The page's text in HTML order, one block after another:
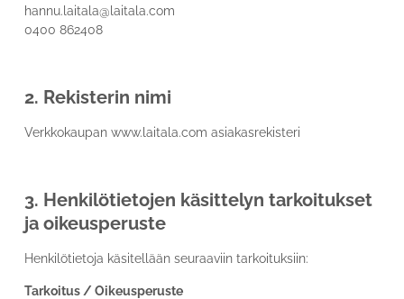
hannu.laitala@laitala.com
0400 862408
2. Rekisterin nimi
Verkkokaupan www.laitala.com asiakasrekisteri
3. Henkilötietojen käsittelyn tarkoitukset
ja oikeusperuste
Henkilötietoja käsitellään seuraaviin tarkoituksiin:
Tarkoitus / Oikeusperuste